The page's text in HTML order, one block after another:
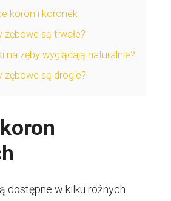
koron i koronek
zębowe są trwałe?
na zęby wyglądają naturalnie?
zębowe są drogie?
dostępne w kilku różnych